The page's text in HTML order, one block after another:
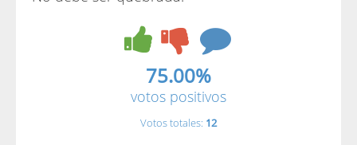
75.00%
votos positivos
Votos totales: 12